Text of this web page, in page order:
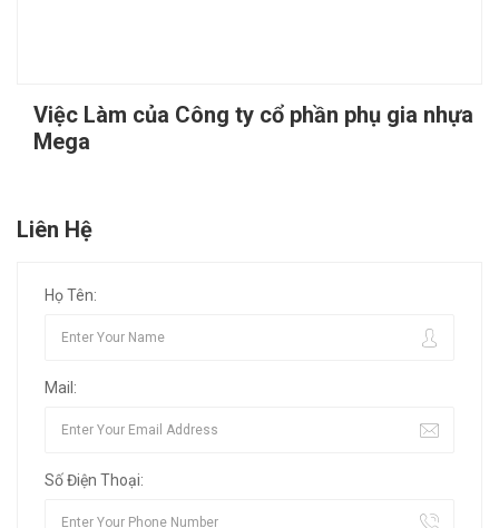
Việc Làm của Công ty cổ phần phụ gia nhựa
Mega
Liên Hệ
Họ Tên:
Mail:
Số Điện Thoại: